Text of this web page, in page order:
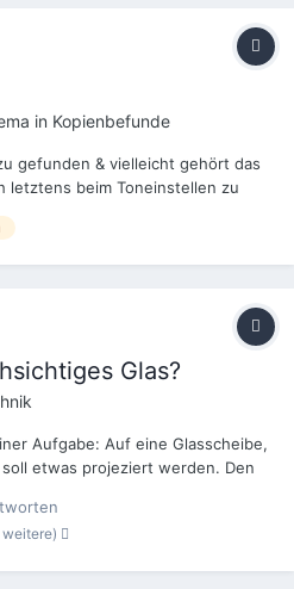
in Kopienbefunde
gefunden & vielleicht gehört das
letztens beim Toneinstellen zu
an. Hab das alles in Ruhe
Glas?
Aufgabe: Auf eine Glasscheibe,
etwas projeziert werden. Den
können
man das? g...